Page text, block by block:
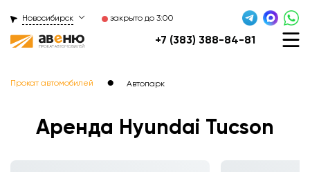
Новосибирск закрыто до 3:00
+7 (383) 388-84-81
Прокат автомобилей ● Автопарк
Аренда Hyundai Tucson